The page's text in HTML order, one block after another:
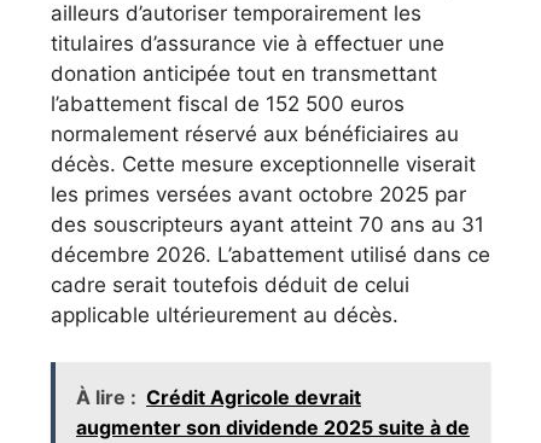
ailleurs d’autoriser temporairement les
titulaires d’assurance vie à effectuer une
donation anticipée tout en transmettant
l’abattement fiscal de 152 500 euros
normalement réservé aux bénéficiaires au
décès. Cette mesure exceptionnelle viserait
les primes versées avant octobre 2025 par
des souscripteurs ayant atteint 70 ans au 31
décembre 2026. L’abattement utilisé dans ce
cadre serait toutefois déduit de celui
applicable ultérieurement au décès.
À lire : Crédit Agricole devrait
augmenter son dividende 2025 suite à de